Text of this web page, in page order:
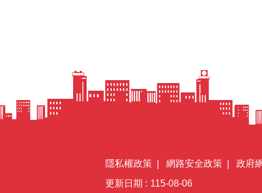
隱私權政策 網路安全政策
政府
更新日期
115-08-06